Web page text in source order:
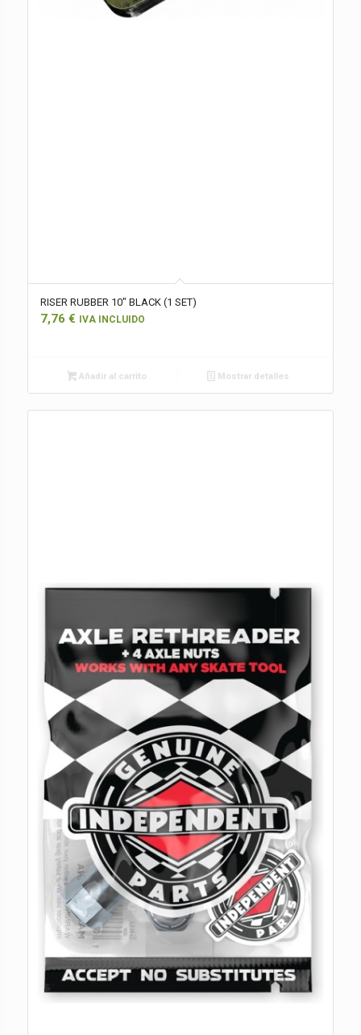
RISER RUBBER 10″ BLACK (1 SET)
7,76 € IVA INCLUIDO
Añadir al carrito Mostrar detalles